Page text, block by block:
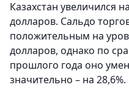
Казахстан увеличился
долларов. Сальдо
положительным на
долларов, однако по
прошлого года оно
значительно – на 28,6%.